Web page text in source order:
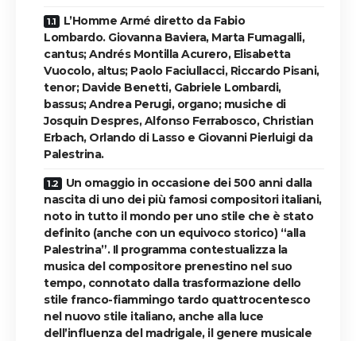
L’Homme Armé diretto da Fabio
Lombardo. Giovanna Baviera, Marta Fumagalli,
cantus; Andrés Montilla Acurero, Elisabetta
Vuocolo, altus; Paolo Faciullacci, Riccardo Pisani,
tenor; Davide Benetti, Gabriele Lombardi,
bassus; Andrea Perugi, organo; musiche di
Josquin Despres, Alfonso Ferrabosco, Christian
Erbach, Orlando di Lasso e Giovanni Pierluigi da
Palestrina.
Un omaggio in occasione dei 500 anni dalla
nascita di uno dei più famosi compositori italiani,
noto in tutto il mondo per uno stile che è stato
definito (anche con un equivoco storico) “alla
Palestrina”. Il programma contestualizza la
musica del compositore prenestino nel suo
tempo, connotato dalla trasformazione dello
stile franco-fiammingo tardo quattrocentesco
nel nuovo stile italiano, anche alla luce
dell’influenza del madrigale, il genere musicale